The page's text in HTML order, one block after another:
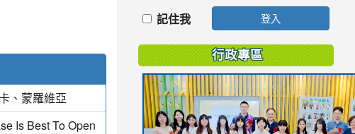
、蒙羅維亞
Is Best To Open
記住我 登入
行政專區